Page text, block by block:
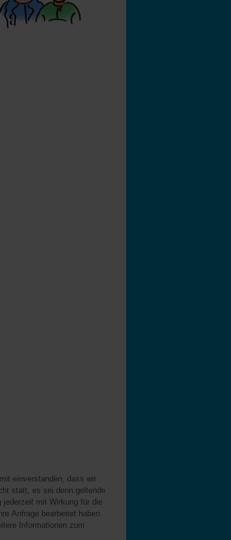
statt, es sei denn geltende
mit Wirkung für die
Anfrage bearbeitet haben
Informationen zum